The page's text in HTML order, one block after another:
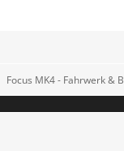
Focus MK4 - Fahrwerk &